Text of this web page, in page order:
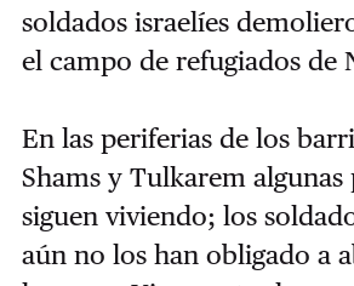
soldados israelíes
el campo de refugiados de
En las periferias de los
Shams y Tulkarem algunas
siguen viviendo; los
aún no los han obligado a